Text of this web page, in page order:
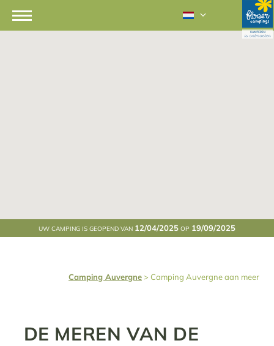
UW CAMPING IS GEOPEND VAN 12/04/2025 OP 19/09/2025
Camping Auvergne> Camping Auvergne aan meer
DE MEREN VAN DE